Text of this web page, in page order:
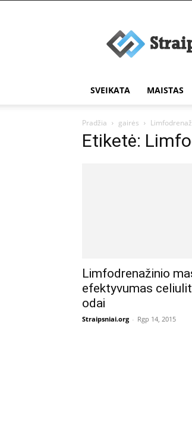
SVEIKATA MAISTAS
Pradžia gairės
Etiketė:
Limfodrenažinio
efektyvumas
odai
Straipsniai.org - Rgp 14, 2015